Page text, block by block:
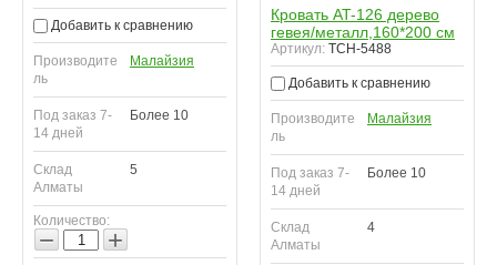
Добавить к сравнению
Производите
ль
Малайзия
Под заказ 7-
14 дней
Более 10
Склад
Алматы
5
Количество:
− +
Кровать AT-126 дерево
гевея/металл,160*200 см
Артикул: TCH-5488
Добавить к сравнению
Производите
ль
Малайзия
Под заказ 7-
14 дней
Более 10
Склад
Алматы
4